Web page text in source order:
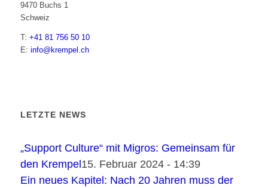
9470 Buchs 1
Schweiz
T: +41 81 756 50 10
E: info@krempel.ch
LETZTE NEWS
„Support Culture“ mit Migros: Gemeinsam für
den Krempel15. Februar 2024 - 14:39
Ein neues Kapitel: Nach 20 Jahren muss der